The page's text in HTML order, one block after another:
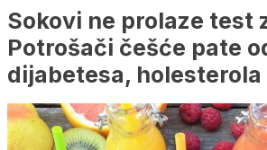
Sokovi ne prolaze test
Potrošači češće pate
dijabetesa, holesterola